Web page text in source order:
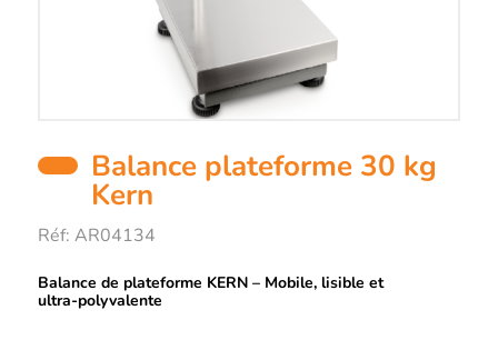
Balance plateforme 30 kg
Kern
Réf: AR04134
Description
Balance de plateforme KERN – Mobile, lisible et
ultra‑polyvalente